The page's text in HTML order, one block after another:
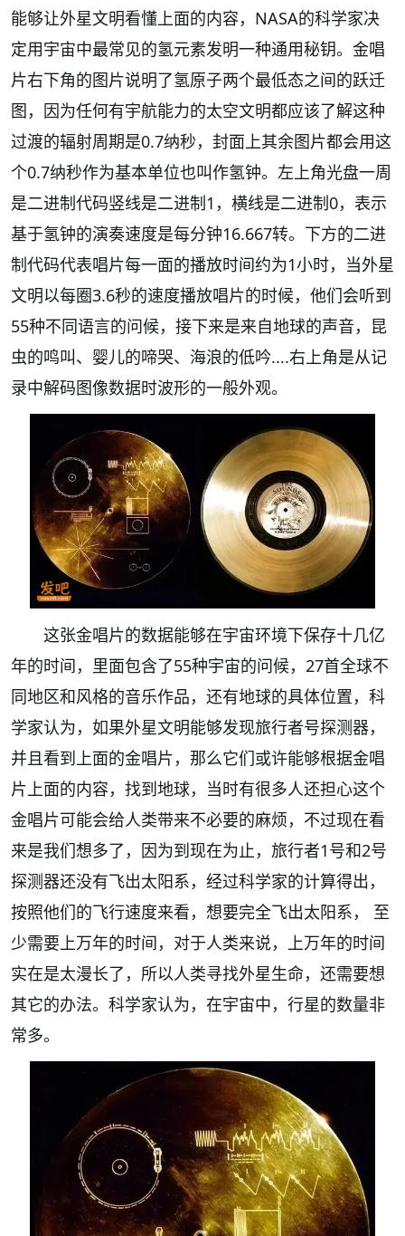
能够让外星文明看懂上面的内容，NASA的科学家决
定用宇宙中最常见的氢元素发明一种通用秘钥。金唱
片右下角的图片说明了氢原子两个最低态之间的跃迁
图，因为任何有宇航能力的太空文明都应该了解这种
过渡的辐射周期是0.7纳秒，封面上其余图片都会用这
个0.7纳秒作为基本单位也叫作氢钟。左上角光盘一周
是二进制代码竖线是二进制1，横线是二进制0，表示
基于氢钟的演奏速度是每分钟16.667转。下方的二进
制代码代表唱片每一面的播放时间约为1小时，当外星
文明以每圈3.6秒的速度播放唱片的时候，他们会听到
55种不同语言的问候，接下来是来自地球的声音，昆
虫的鸣叫、婴儿的啼哭、海浪的低吟....右上角是从记
录中解码图像数据时波形的一般外观。
这张金唱片的数据能够在宇宙环境下保存十几亿
年的时间，里面包含了55种宇宙的问候，27首全球不
同地区和风格的音乐作品，还有地球的具体位置，科
学家认为，如果外星文明能够发现旅行者号探测器，
并且看到上面的金唱片，那么它们或许能够根据金唱
片上面的内容，找到地球，当时有很多人还担心这个
金唱片可能会给人类带来不必要的麻烦，不过现在看
来是我们想多了，因为到现在为止，旅行者1号和2号
探测器还没有飞出太阳系，经过科学家的计算得出，
按照他们的飞行速度来看，想要完全飞出太阳系， 至
少需要上万年的时间，对于人类来说，上万年的时间
实在是太漫长了，所以人类寻找外星生命，还需要想
其它的办法。科学家认为，在宇宙中，行星的数量非
常多。